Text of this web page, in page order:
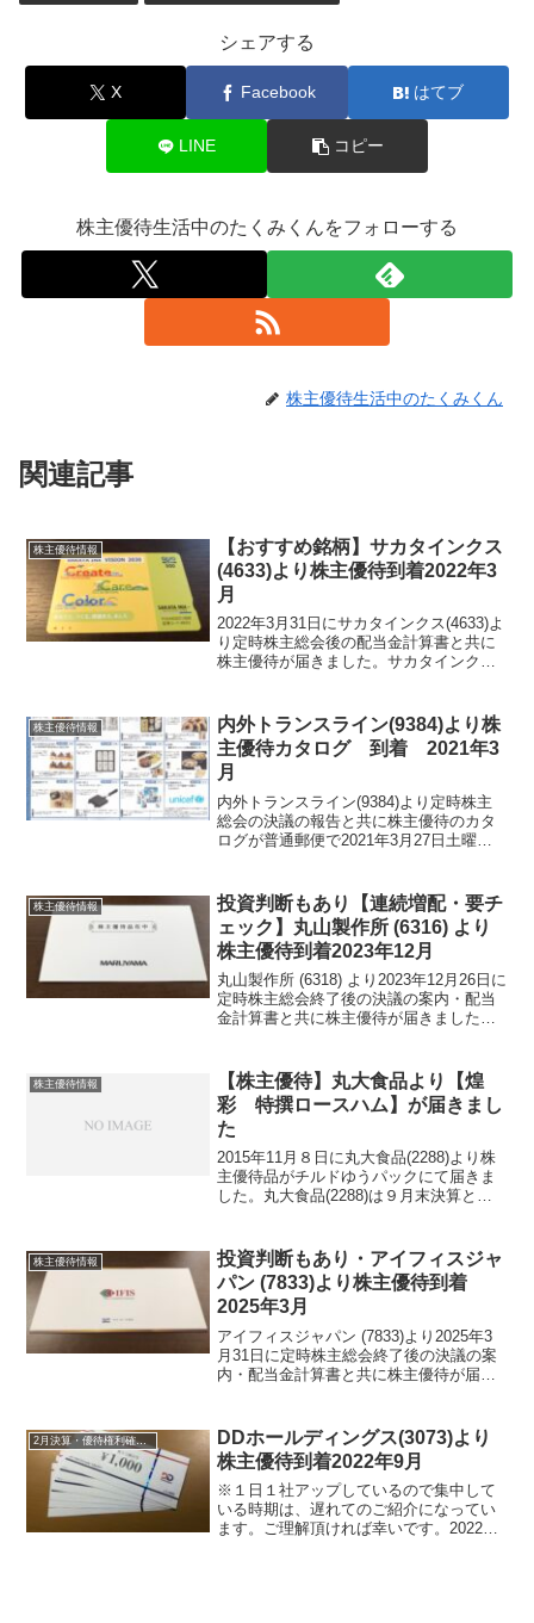
シェアする
X Facebook はてブ
LINE コピー
株主優待生活中のたくみくんをフォローする
株主優待生活中のたくみくん
関連記事
株主優待情報
【おすすめ銘柄】サカタインクス
(4633)より株主優待到着2022年3
月
2022年3月31日にサカタインクス(4633)よ
り定時株主総会後の配当金計算書と共に
株主優待が届きました。サカタインクス
ンクス(4633)は、印刷インキで国内第...
株主優待情報
内外トランスライン(9384)より株
主優待カタログ 到着 2021年3
月
内外トランスライン(9384)より定時株主
総会の決議の報告と共に株主優待のカタ
ログが普通郵便で2021年3月27日土曜日
2単元となり、その名残で、100株保有者
が15...
株主優待情報
投資判断もあり【連続増配・要チ
ェック】丸山製作所 (6316) より
株主優待到着2023年12月
丸山製作所 (6318) より2023年12月26日に
定時株主総会終了後の決議の案内・配当
金計算書と共に株主優待が届きました。
ます。※１日１社アップしているので集
中し...
株主優待情報
【株主優待】丸大食品より【煌
彩 特撰ロースハム】が届きまし
た
2015年11月８日に丸大食品(2288)より株
主優待品がチルドゆうパックにて届きま
した。丸大食品(2288)は９月末決算とな
驚きました。株主優待品は【煌彩 特撰
ロー...
株主優待情報
投資判断もあり・アイフィスジャ
パン (7833)より株主優待到着
2025年3月
アイフィスジャパン (7833)より2025年3
月31日に定時株主総会終了後の決議の案
内・配当金計算書と共に株主優待が届き
て 銘柄紹介まず銘柄について簡単に
ご...
2月決算・優待権利確定銘柄
DDホールディングス(3073)より
株主優待到着2022年9月
※１日１社アップしているので集中して
いる時期は、遅れてのご紹介になってい
ます。ご理解頂ければ幸いです。2022年9